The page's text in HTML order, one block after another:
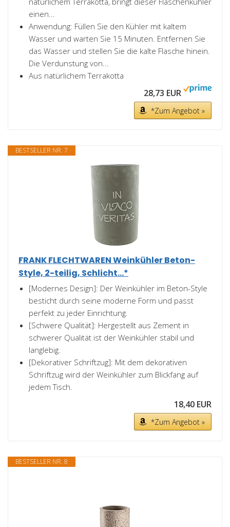
einen...
Anwendung: Füllen Sie den Kühler mit kaltem
Wasser und warten Sie 15 Minuten. Entfernen Sie
das Wasser und stellen Sie die kalte Flasche hinein.
Die Verdunstung von...
Aus natürlichem Terrakotta
28,73 EUR
*Zum Angebot »
BESTSELLER NR. 7
FRANK FLECHTWAREN Weinkühler Beton-
Style, 2-teilig, Schlicht...*
[Modernes Design]: Der Weinkühler im Beton-Style
besticht durch seine moderne Form und passt
perfekt zu jeder Einrichtung.
[Schwere Qualität]: Hergestellt aus Zement in
schwerer Qualität ist der Weinkühler stabil und
langlebig.
[Dekorativer Schriftzug]: Mit dem dekorativen
Schriftzug wird der Weinkühler zum Blickfang auf
jedem Tisch.
18,40 EUR
*Zum Angebot »
BESTSELLER NR. 8